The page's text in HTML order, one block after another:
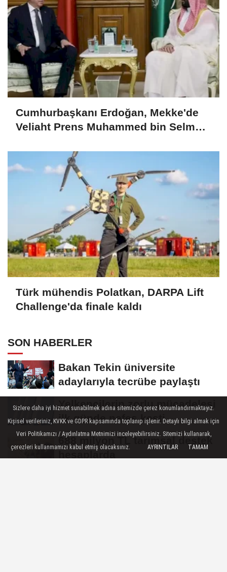
Cumhurbaşkanı Erdoğan, Mekke'de
Veliaht Prens Muhammed bin Selman
Türk mühendis Polatkan, DARPA Lift
Challenge'da finale kaldı
SON HABERLER
Bakan Tekin üniversite
adaylarıyla tecrübe paylaştı
Yelkencilerin zorlu mücadelesi
ilk günde nefes kesti
688 milyon TL tarımsal destek
hesaplarda
Sizlere daha iyi hizmet sunabilmek adına sitemizde çerez konumlandırmaktayız.
Kişisel verileriniz, KVKK ve GDPR kapsamında toplanıp işlenir. Detaylı bilgi almak için
Veri Politikamızı / Aydınlatma Metnimizi inceleyebilirsiniz. Sitemizi kullanarak,
çerezleri kullanmamızı kabul etmiş olacaksınız.
AYRINTILAR TAMAM